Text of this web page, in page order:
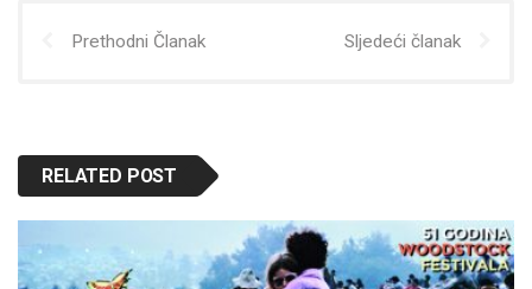
Prethodni Članak Sljedeći članak
RELATED POST